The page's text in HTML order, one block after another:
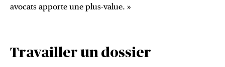
avocats apporte une plus-value. »
Travailler un dossier